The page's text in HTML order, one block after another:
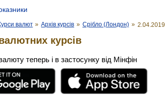
валют » Архів курсів » Срібло (Лондон) » 2.04.2019
курсів
теперь і в застосунку від Мінфін